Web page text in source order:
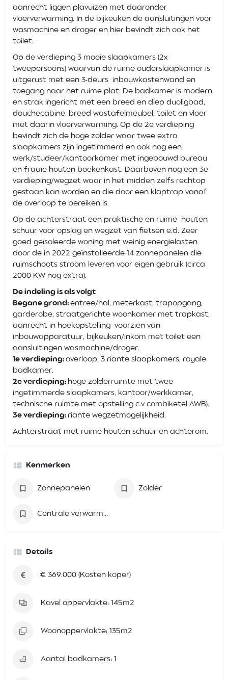
aanrecht liggen plavuizen met daaronder
vloerverwarming. In de bijkeuken de aansluitingen voor
wasmachine en droger en hier bevindt zich ook het
toilet.
Op de verdieping 3 mooie slaapkamers (2x
tweepersoons) waarvan de ruime ouderslaapkamer is
uitgerust met een 3-deurs inbouwkastenwand en
toegang naar het ruime plat. De badkamer is modern
en strak ingericht met een breed en diep duoligbad,
douchecabine, breed wastafelmeubel, toilet en vloer
met daarin vloerverwarming. Op de 2e verdieping
bevindt zich de hoge zolder waar twee extra
slaapkamers zijn ingetimmerd en ook nog een
werk/studeer/kantoorkamer met ingebouwd bureau
en fraaie houten boekenkast. Daarboven nog een 3e
verdieping/wegzet waar in het midden zelfs rechtop
gestaan kan worden en die door een klaptrap vanaf
de overloop te bereiken is.
Op de achterstraat een praktische en ruime houten
schuur voor opslag en wegzet van fietsen e.d. Zeer
goed geïsoleerde woning met weinig energielasten
door de in 2022 geïnstalleerde 14 zonnepanelen die
ruimschoots stroom leveren voor eigen gebruik (circa
2000 KW nog extra).
De indeling is als volgt
Begane grond: entree/hal, meterkast, trapopgang,
garderobe, straatgerichte woonkamer met trapkast,
aanrecht in hoekopstelling voorzien van
inbouwapparatuur, bijkeuken/inkom met toilet een
aansluitingen wasmachine/droger.
1e verdieping: overloop, 3 riante slaapkamers, royale
badkamer.
2e verdieping: hoge zolderruimte met twee
ingetimmerde slaapkamers, kantoor/werkkamer,
technische ruimte met opstelling c.v combiketel AWB).
3e verdieping: riante wegzetmogelijkheid.
Achterstraat met ruime houten schuur en achterom.
Kenmerken
Zonnepanelen Zolder
Details
€ 369.000 (Kosten koper)
Kavel oppervlakte: 145m2
Woonoppervlakte: 135m2
Aantal badkamers: 1